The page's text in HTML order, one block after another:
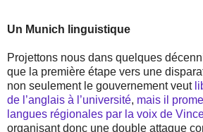
Un Munich linguistique
Projettons nous dans quelques
que la première étape vers une
non seulement le gouvernement veut
de l’anglais à l’université, mais il
langues régionales par la voix de
organisant donc une double attaque